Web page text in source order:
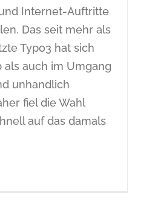
Internet-Auftritte
Das seit mehr als
Typo3 hat sich
auch im Umgang
unhandlich
fiel die Wahl
auf das damals